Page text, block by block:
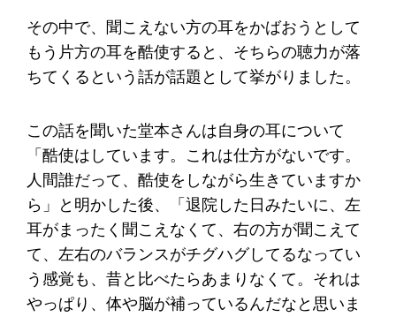
その中で、聞こえない方の耳をかばおうとして
もう片方の耳を酷使すると、そちらの聴力が落
ちてくるという話が話題として挙がりました。
この話を聞いた堂本さんは自身の耳について
「酷使はしています。これは仕方がないです。
人間誰だって、酷使をしながら生きていますか
ら」と明かした後、「退院した日みたいに、左
耳がまったく聞こえなくて、右の方が聞こえて
て、左右のバランスがチグハグしてるなってい
う感覚も、昔と比べたらあまりなくて。それは
やっぱり、体や脳が補っているんだなと思いま